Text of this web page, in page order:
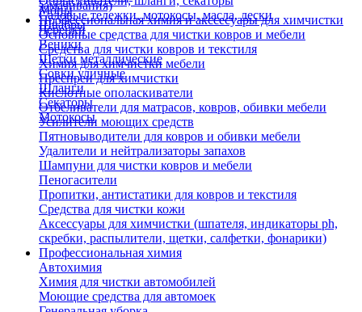
Мопы
Швабры
Садовые тележки, мотокосы, масла, лески
Черенки
Веники
Щетки металлические
Совки уличные
Шланги
Секаторы
Мотокосы
замачивания)
Профессиональная химия и акссесуары для химчистки
Основные средства для чистки ковров и мебели
Средства для чистки ковров и текстиля
Химия для химчистки мебели
Преспреи для химчистки
Кислотные ополаскиватели
Отбеливатели для матрасов, ковров, обивки мебели
Усилители моющих средств
Пятновыводители для ковров и обивки мебели
Удалители и нейтрализаторы запахов
Шампуни для чистки ковров и мебели
Пеногасители
Пропитки, антистатики для ковров и текстиля
Средства для чистки кожи
Аксессуары для химчистки (шпателя, индикаторы ph,
скребки, распылители, щетки, салфетки, фонарики)
Профессиональная химия
Автохимия
Химия для чистки автомобилей
Моющие средства для автомоек